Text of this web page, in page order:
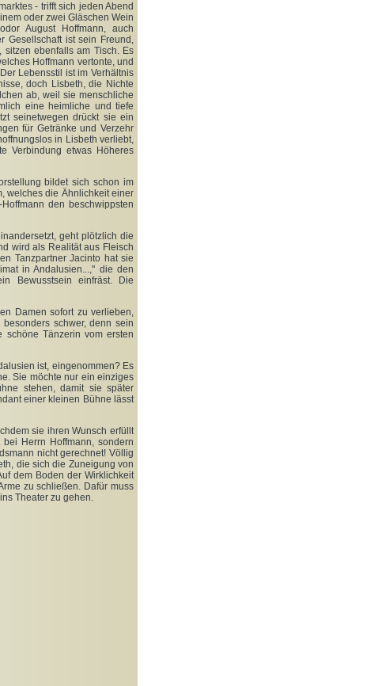
- trifft sich jeden Abend
oder zwei Gläschen Wein
August Hoffmann, auch
Gesellschaft ist sein Freund,
sitzen ebenfalls am Tisch. Es
Hoffmann vertonte, und
Lebensstil ist im Verhältnis
doch Lisbeth, die Nichte
ab, weil sie menschliche
eine heimliche und tiefe
seinetwegen drückt sie ein
für Getränke und Verzehr
in Lisbeth verliebt,
Verbindung etwas Höheres
bildet sich schon im
welches die Ähnlichkeit einer
den beschwippsten
geht plötzlich die
wird als Realität aus Fleisch
Tanzpartner Jacinto hat sie
in Andalusien...," die den
Bewusstsein einfräst. Die
Damen sofort zu verlieben,
schwer, denn sein
schöne Tänzerin vom ersten
ist, eingenommen? Es
Sie möchte nur ein einziges
stehen, damit sie später
einer kleinen Bühne lässt
sie ihren Wunsch erfüllt
Herrn Hoffmann, sondern
nicht gerechnet! Völlig
die sich die Zuneigung von
dem Boden der Wirklichkeit
zu schließen. Dafür muss
Theater zu gehen.